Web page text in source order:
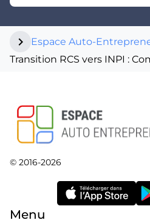
chevron_right Espace Auto-
Transition RCS vers INPI :
© 2016-2026
Menu